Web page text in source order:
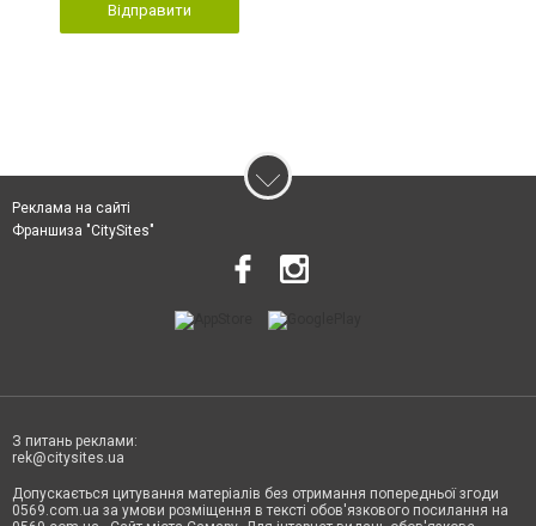
Відправити
Реклама на сайті
Франшиза "CitySites"
З питань реклами:
rek@citysites.ua
Допускається цитування матеріалів без отримання попередньої згоди
0569.com.ua за умови розміщення в тексті обов'язкового посилання на